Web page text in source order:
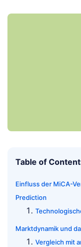
Table of
Einfluss der MiCA-
Prediction
Marktdynamik und
Vergleich mit